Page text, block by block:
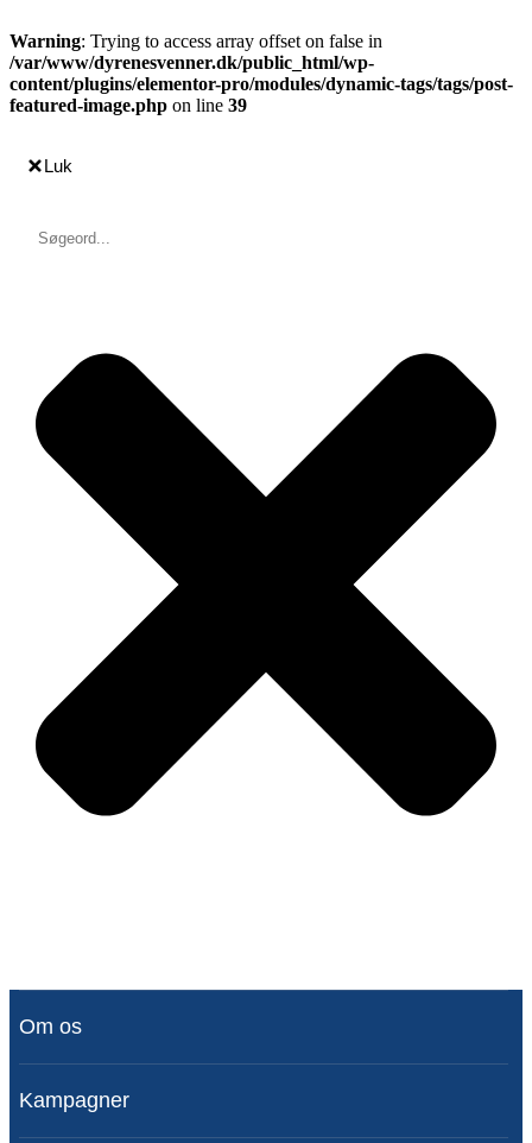
Warning: Trying to access array offset on false in
/var/www/dyrenesvenner.dk/public_html/wp-
content/plugins/elementor-pro/modules/dynamic-tags/tags/post-
featured-image.php on line 39
Luk
Om os
Kampagner